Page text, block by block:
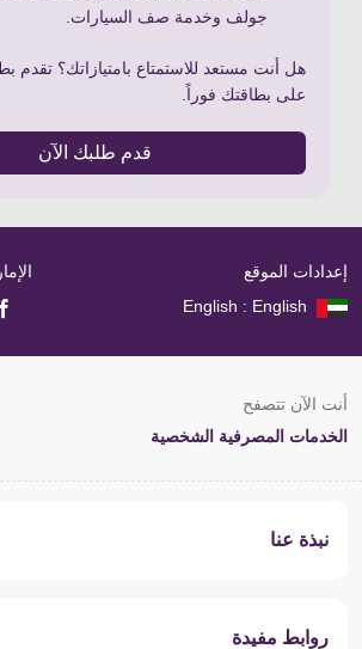
جولف وخدمة صف السيارات.
هل أنت مستعد للاستمتاع بامتيازاتك؟ تقدم
على بطاقتك فوراً.
قدم طلبك الآن
إعدادات الموقع
English : English
أنت الآن تتصفح
الخدمات المصرفية الشخصية
نبذة عنا
روابط مفيدة